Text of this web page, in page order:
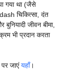
गया था (जैसे
चिकित्सा, दंत
जीवन बीमा,
भी प्रदान करता
जाएंयहाँ।